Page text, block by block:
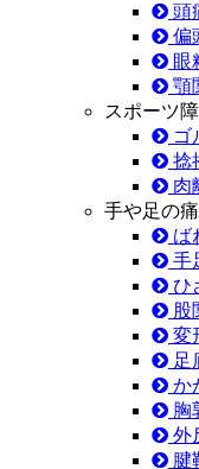
頭
偏
眼
顎
スポーツ
ゴ
捻
肉
手や足の
ば
手
ひ
股
変
足
か
胸
外
腱